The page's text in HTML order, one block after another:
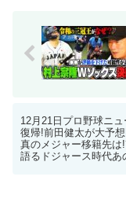
12月21日プロ野球ニ
復帰!前田健太が大予
真のメジャー移籍先は
語るドジャース時代あ